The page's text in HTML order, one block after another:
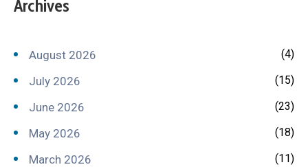
Archives
August 2026 (4)
July 2026 (15)
June 2026 (23)
May 2026 (18)
March 2026 (11)